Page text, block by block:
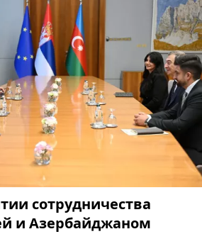
сотрудничества
и Азербайджаном